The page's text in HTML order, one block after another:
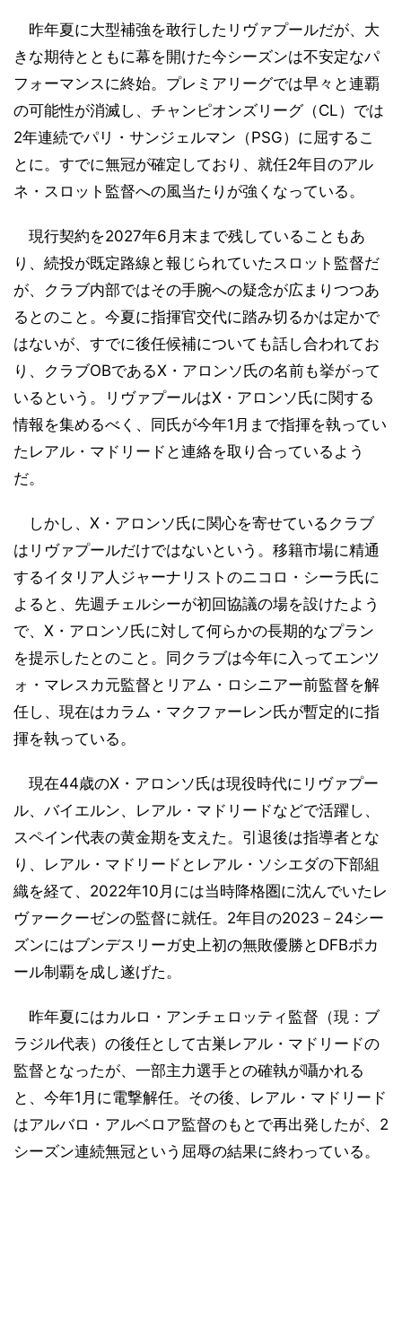
昨年夏に大型補強を敢行したリヴァプールだが、大
きな期待とともに幕を開けた今シーズンは不安定なパ
フォーマンスに終始。プレミアリーグでは早々と連覇
の可能性が消滅し、チャンピオンズリーグ（CL）では
2年連続でパリ・サンジェルマン（PSG）に屈するこ
とに。すでに無冠が確定しており、就任2年目のアル
ネ・スロット監督への風当たりが強くなっている。
現行契約を2027年6月末まで残していることもあ
り、続投が既定路線と報じられていたスロット監督だ
が、クラブ内部ではその手腕への疑念が広まりつつあ
るとのこと。今夏に指揮官交代に踏み切るかは定かで
はないが、すでに後任候補についても話し合われてお
り、クラブOBであるX・アロンソ氏の名前も挙がって
いるという。リヴァプールはX・アロンソ氏に関する
情報を集めるべく、同氏が今年1月まで指揮を執ってい
たレアル・マドリードと連絡を取り合っているよう
だ。
しかし、X・アロンソ氏に関心を寄せているクラブ
はリヴァプールだけではないという。移籍市場に精通
するイタリア人ジャーナリストのニコロ・シーラ氏に
よると、先週チェルシーが初回協議の場を設けたよう
で、X・アロンソ氏に対して何らかの長期的なプラン
を提示したとのこと。同クラブは今年に入ってエンツ
ォ・マレスカ元監督とリアム・ロシニアー前監督を解
任し、現在はカラム・マクファーレン氏が暫定的に指
揮を執っている。
現在44歳のX・アロンソ氏は現役時代にリヴァプー
ル、バイエルン、レアル・マドリードなどで活躍し、
スペイン代表の黄金期を支えた。引退後は指導者とな
り、レアル・マドリードとレアル・ソシエダの下部組
織を経て、2022年10月には当時降格圏に沈んでいたレ
ヴァークーゼンの監督に就任。2年目の2023－24シー
ズンにはブンデスリーガ史上初の無敗優勝とDFBポカ
ール制覇を成し遂げた。
昨年夏にはカルロ・アンチェロッティ監督（現：ブ
ラジル代表）の後任として古巣レアル・マドリードの
監督となったが、一部主力選手との確執が囁かれる
と、今年1月に電撃解任。その後、レアル・マドリード
はアルバロ・アルベロア監督のもとで再出発したが、2
シーズン連続無冠という屈辱の結果に終わっている。